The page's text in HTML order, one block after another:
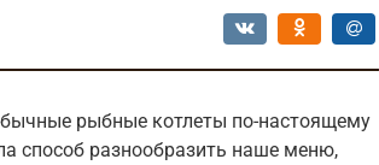
рыбные котлеты по-настоящему
способ разнообразить наше меню,